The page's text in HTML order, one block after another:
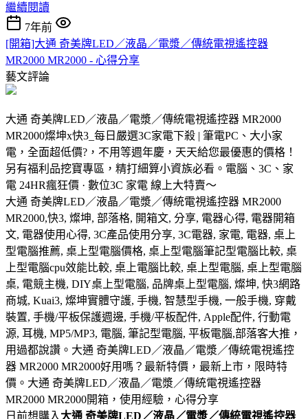
繼續閱讀
7年前
[開箱]大通 奇美牌LED／液晶／電漿／傳統電視遙控器
MR2000 MR2000 - 心得分享
藝文評論
大通 奇美牌LED／液晶／電漿／傳統電視遙控器 MR2000
MR2000燦坤x快3_每日嚴選3C家電下殺 | 筆電PC、大小家
電，全面超低價?，不用等週年慶，天天給您最優惠的價格！
另有福利品挖寶專區，精打細算小資族必看。電腦、3C、家
電 24HR瘋狂價 · 數位3C 家電 線上大特賣～
大通 奇美牌LED／液晶／電漿／傳統電視遙控器 MR2000
MR2000,快3, 燦坤, 部落格, 開箱文, 分享, 電器心得, 電器開箱
文, 電器使用心得, 3C產品使用分享, 3C電器, 家電, 電器, 桌上
型電腦推薦, 桌上型電腦價格, 桌上型電腦筆記型電腦比較, 桌
上型電腦cpu效能比較, 桌上電腦比較, 桌上型電腦, 桌上型電腦
桌, 電競主機, DIY桌上型電腦, 品牌桌上型電腦, 燦坤, 快3網路
商城, Kuai3, 燦坤實體守護, 手機, 智慧型手機, 一般手機, 穿戴
裝置, 手機/平板保護週邊, 手機/平板配件, Apple配件, 行動電
源, 耳機, MP5/MP3, 電腦, 筆記型電腦, 平板電腦,部落客大推，
用過都說讚。大通 奇美牌LED／液晶／電漿／傳統電視遙控
器 MR2000 MR2000好用嗎？最新特價，最新上市，限時特
價。大通 奇美牌LED／液晶／電漿／傳統電視遙控器
MR2000 MR2000開箱，使用經驗，心得分享
日前想購入 大通 奇美牌LED／液晶／電漿／傳統電視遙控器